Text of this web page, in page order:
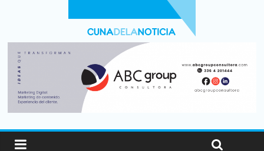
La construcción cayó 4,1% en junio y registró su cuarta baja del